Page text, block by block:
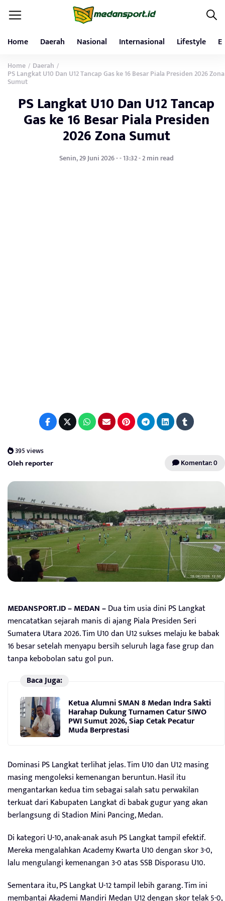
Home Daerah Nasional Internasional Lifestyle
Home / Daerah /
PS Langkat U10 Dan U12 Tancap Gas ke 16 Besar Piala Presiden 2026 Zona
Sumut
PS Langkat U10 Dan U12 Tancap
Gas ke 16 Besar Piala Presiden
2026 Zona Sumut
Senin, 29 Juni 2026 - - 13:32 - 2 min read
395 views
Oleh reporter Komentar: 0
MEDANSPORT.ID– MEDAN –Dua tim usia dini PS Langkat
mencatatkan sejarah manis di ajang Piala Presiden Seri
Sumatera Utara 2026. Tim U10 dan U12 sukses melaju ke babak
16 besar setelah menyapu bersih seluruh laga fase grup dan
tanpa kebobolan satu gol pun.
Baca Juga:
Ketua Alumni SMAN 8 Medan Indra Sakti
Harahap Dukung Turnamen Catur SIWO
PWI Sumut 2026, Siap Cetak Pecatur
Muda Berprestasi
Dominasi PS Langkat terlihat jelas. Tim U10 dan U12 masing
masing mengoleksi kemenangan beruntun. Hasil itu
mengantarkan kedua tim sebagai salah satu perwakilan
terkuat dari Kabupaten Langkat di babak gugur yang akan
berlangsung di Stadion Mini Pancing, Medan.
Di kategori U-10, anak-anak asuh PS Langkat tampil efektif.
Mereka mengalahkan Academy Kwarta U10 dengan skor 3-0,
lalu mengulangi kemenangan 3-0 atas SSB Disporasu U10.
Sementara itu, PS Langkat U-12 tampil lebih garang. Tim ini
membantai Akademi Mandiri Medan U12 dengan skor telak 5-0,